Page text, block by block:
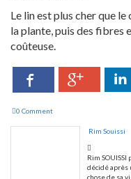
Le lin est plus cher que
la plante, puis des fibres
coûteuse.
Facebook Google+
0 Comment
Rim Souissi
Rim
décidé après
chose de sa